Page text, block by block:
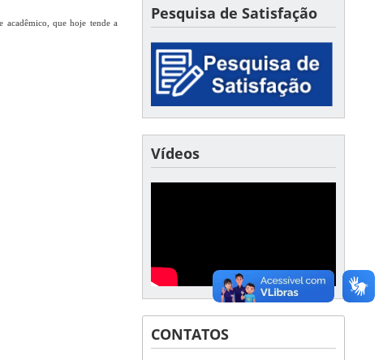
acadêmico, que hoje tende a
Pesquisa de Satisfação
Vídeos
CONTATOS